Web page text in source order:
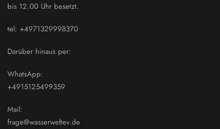
bis 12.00 Uhr besetzt.
tel: +4971329998370
Darüber hinaus per:
WhatsApp:
+4915125499359
Mail:
frage@wasserweltev.de